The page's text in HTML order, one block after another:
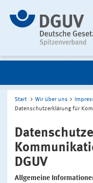
Start Wir über uns
Datenschutzerklärung für
DGUV
Allgemeine